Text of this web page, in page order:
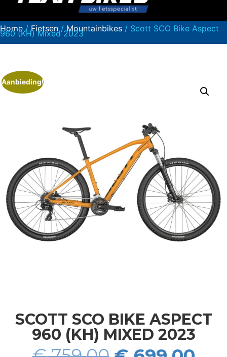
Home/Fietsen/Mountainbikes / Scott SCO Bike Aspect
960 (KH) Mixed 2023
Aanbieding!
SCOTT SCO BIKE ASPECT
960 (KH) MIXED 2023